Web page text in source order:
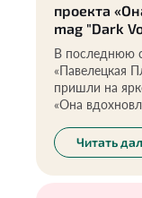
проекта
mag "Dark
В последнюю
«Павелецкая
пришли на
«Она
Читать